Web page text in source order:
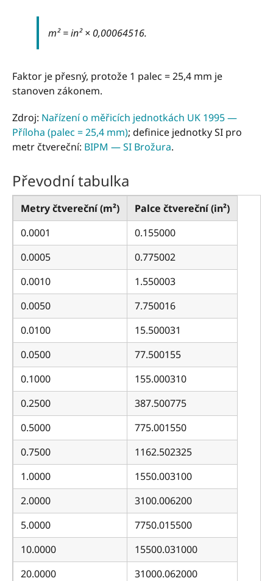
m² = in² × 0,00064516.
Faktor je přesný, protože 1 palec = 25,4 mm je
stanoven zákonem.
Zdroj: Nařízení o měřicích jednotkách UK 1995 —
Příloha (palec = 25,4 mm); definice jednotky SI pro
metr čtvereční: BIPM — SI Brožura.
Převodní tabulka
Metry čtvereční (m²)
Palce čtvereční (in²)
0.0001
0.155000
0.0005
0.775002
0.0010
1.550003
0.0050
7.750016
0.0100
15.500031
0.0500
77.500155
0.1000
155.000310
0.2500
387.500775
0.5000
775.001550
0.7500
1162.502325
1.0000
1550.003100
2.0000
3100.006200
5.0000
7750.015500
10.0000
15500.031000
20.0000
31000.062000